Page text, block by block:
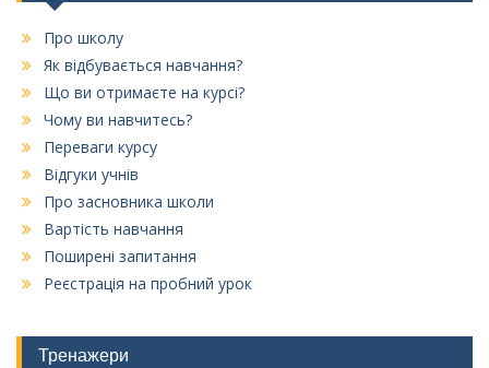
Про школу
Як відбувається навчання?
Що ви отримаєте на курсі?
Чому ви навчитесь?
Переваги курсу
Відгуки учнів
Про засновника школи
Вартість навчання
Поширені запитання
Реєстрація на пробний урок
Тренажери